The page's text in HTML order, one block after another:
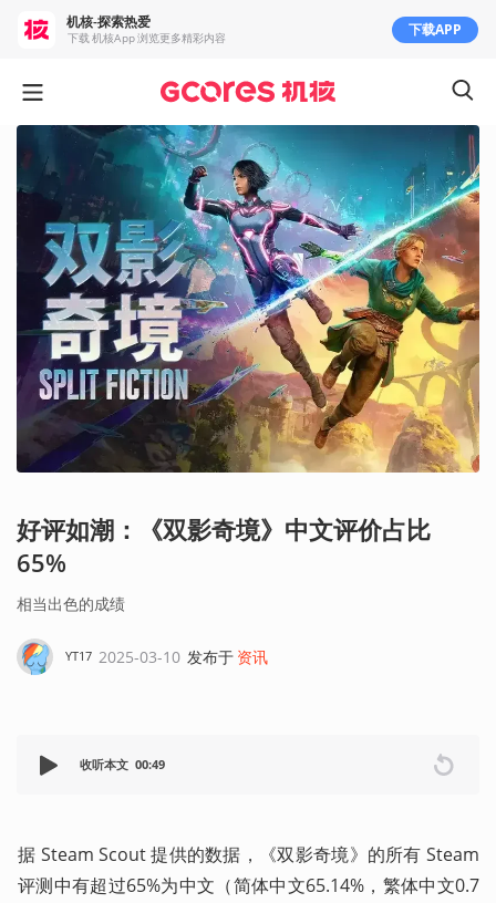
好评如潮：《双影奇境》中文评价占比
65%
相当出色的成绩
YT17 2025-03-10 发布于 资讯
收听本文 00:49
据 Steam Scout 提供的数据，《双影奇境》的所有 Steam
评测中有超过65%为中文（简体中文65.14%，繁体中文0.7
机核-探索热爱
下载 机核App 浏览更多精彩内容 下载APP